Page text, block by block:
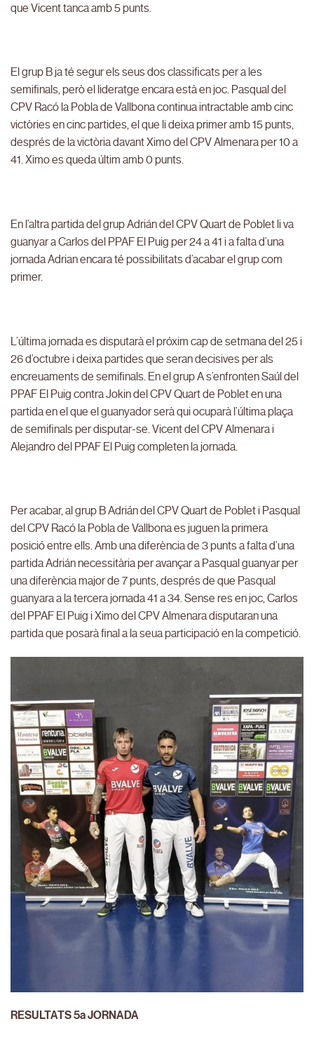
que Vicent tanca amb 5 punts.
El grup B ja té segur els seus dos classificats per a les
semifinals, però el lideratge encara està en joc. Pasqual del
CPV Racó la Pobla de Vallbona continua intractable amb cinc
victòries en cinc partides, el que li deixa primer amb 15 punts,
després de la victòria davant Ximo del CPV Almenara per 10 a
41. Ximo es queda últim amb 0 punts.
En l’altra partida del grup Adrián del CPV Quart de Poblet li va
guanyar a Carlos del PPAF El Puig per 24 a 41 i a falta d’una
jornada Adrian encara té possibilitats d’acabar el grup com
primer.
L’última jornada es disputarà el próxim cap de setmana del 25 i
26 d’octubre i deixa partides que seran decisives per als
encreuaments de semifinals. En el grup A s’enfronten Saúl del
PPAF El Puig contra Jokin del CPV Quart de Poblet en una
partida en el que el guanyador serà qui ocuparà l’última plaça
de semifinals per disputar-se. Vicent del CPV Almenara i
Alejandro del PPAF El Puig completen la jornada.
Per acabar, al grup B Adrián del CPV Quart de Poblet i Pasqual
del CPV Racó la Pobla de Vallbona es juguen la primera
posició entre ells. Amb una diferència de 3 punts a falta d’una
partida Adrián necessitària per avançar a Pasqual guanyar per
una diferència major de 7 punts, després de que Pasqual
guanyara a la tercera jornada 41 a 34. Sense res en joc, Carlos
del PPAF El Puig i Ximo del CPV Almenara disputaran una
partida que posarà final a la seua participació en la competició.
RESULTATS 5a JORNADA